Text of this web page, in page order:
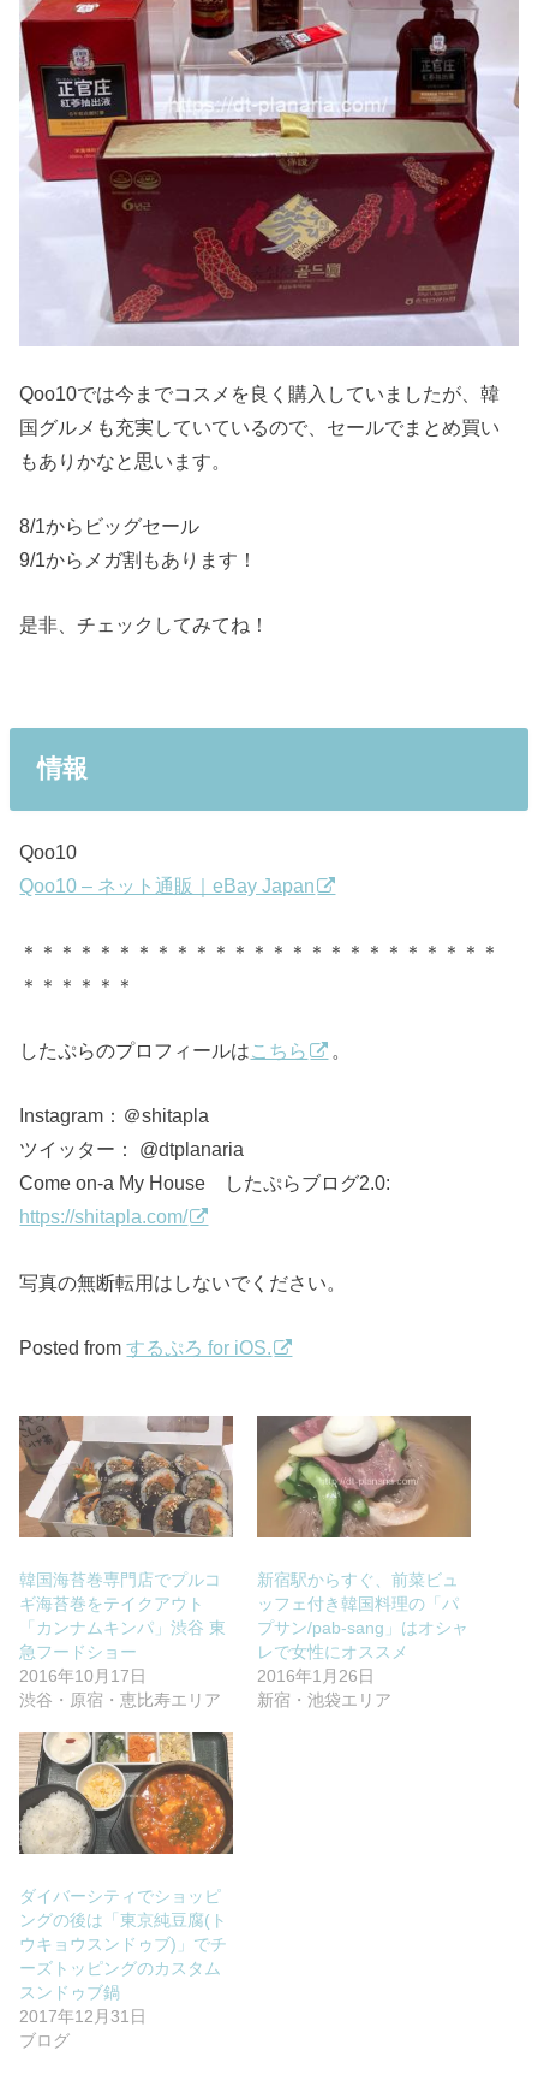
Qoo10では今までコスメを良く購入していましたが、韓
国グルメも充実していているので、セールでまとめ買い
もありかなと思います。
8/1からビッグセール
9/1からメガ割もあります！
是非、チェックしてみてね！
情報
Qoo10
Qoo10 – ネット通販｜eBay Japan
＊＊＊＊＊＊＊＊＊＊＊＊＊＊＊＊＊＊＊＊＊＊＊＊＊
＊＊＊＊＊＊
したぷらのプロフィールはこちら 。
Instagram：＠shitapla
ツイッター： @dtplanaria
Come on-a My House したぷらブログ2.0:
https://shitapla.com/
写真の無断転用はしないでください。
Posted fromするぷろ for iOS.
韓国海苔巻専門店でプルコ
ギ海苔巻をテイクアウト
「カンナムキンパ」渋谷 東
急フードショー
2016年10月17日
渋谷・原宿・恵比寿エリア
新宿駅からすぐ、前菜ビュ
ッフェ付き韓国料理の「パ
プサン/pab-sang」はオシャ
レで女性にオススメ
2016年1月26日
新宿・池袋エリア
ダイバーシティでショッピ
ングの後は「東京純豆腐(ト
ウキョウスンドゥブ)」でチ
ーズトッピングのカスタム
スンドゥブ鍋
2017年12月31日
ブログ